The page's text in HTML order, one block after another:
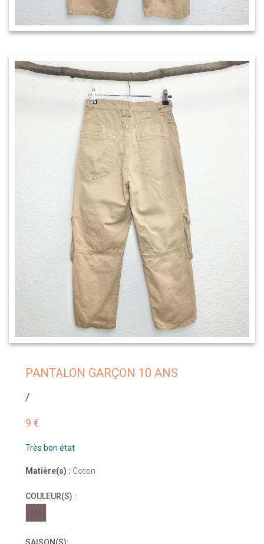
PANTALON GARÇON 10 ANS
/
9 €
Très bon état
Matière(s) : Coton
COULEUR(S) :
MA